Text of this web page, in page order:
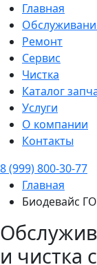
Главная
Ремонт
Сервис
Чистка
Каталог
Услуги
О компании
Контакты
8 (999) 800-30-77
Главная
Биодевайс
и чистка